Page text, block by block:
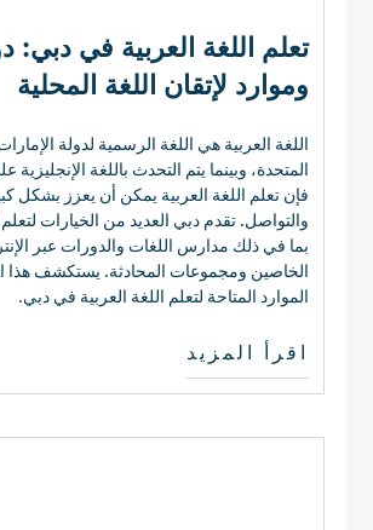
تعلم اللغة العربية في دبي:
وموارد لإتقان اللغة المحلية
اللغة العربية هي اللغة الرسمية لدولة
المتحدة، وبينما يتم التحدث باللغة
فإن تعلم اللغة العربية يمكن أن يعزز بشكل
والتواصل. تقدم دبي العديد من الخيارات لتعلم
بما في ذلك مدارس اللغات والدورات عبر
الخاصين ومجموعات المحادثة. يستكشف هذا
الموارد المتاحة لتعلم اللغة العربية في دبي.
اقرأ المزيد